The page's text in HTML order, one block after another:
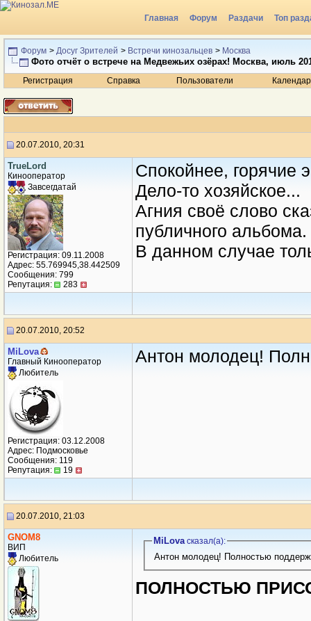
Главная Форум Раздачи Топ
Радио
Форум > Досуг Зрителей > Встречи кинозальцев > Москва
Фото отчёт о встрече на Медвежьих озёрах! Москва, июль
Регистрация Справка Пользователи
20.07.2010, 20:31
TrueLord
Кинооператор
Завсегдатай
Регистрация: 09.11.2008
Адрес: 55.769945,38.442509
Сообщения: 799
Репутация:
283
Спокойнее, горячие
Дело-то хозяйское...
Агния своё слово
публичного альбома.
В данном случае
20.07.2010, 20:52
MiLova
Главный Кинооператор
Любитель
Регистрация: 03.12.2008
Адрес: Подмосковье
Сообщения: 119
Репутация:
19
Антон молодец!
20.07.2010, 21:03
GNOM8
ВИП
Любитель
MiLovaсказал(a):
Антон молодец! Полностью
ПОЛНОСТЬЮ